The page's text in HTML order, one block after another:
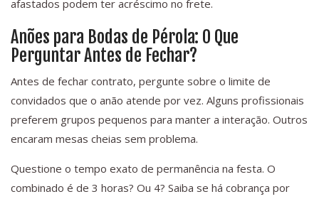
afastados podem ter acréscimo no frete.
Anões para Bodas de Pérola: O Que
Perguntar Antes de Fechar?
Antes de fechar contrato, pergunte sobre o limite de
convidados que o anão atende por vez. Alguns profissionais
preferem grupos pequenos para manter a interação. Outros
encaram mesas cheias sem problema.
Questione o tempo exato de permanência na festa. O
combinado é de 3 horas? Ou 4? Saiba se há cobrança por